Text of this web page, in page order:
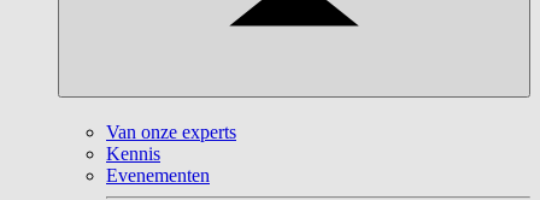
Van onze experts
Kennis
Evenementen